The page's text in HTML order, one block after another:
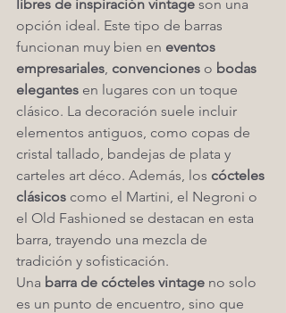
libres de inspiración vintage son una
opción ideal. Este tipo de barras
funcionan muy bien en eventos
empresariales, convenciones o bodas
elegantes en lugares con un toque
clásico. La decoración suele incluir
elementos antiguos, como copas de
cristal tallado, bandejas de plata y
carteles art déco. Además, los cócteles
clásicos como el Martini, el Negroni o
el Old Fashioned se destacan en esta
barra, trayendo una mezcla de
tradición y sofisticación.
Una barra de cócteles vintage no solo
es un punto de encuentro, sino que